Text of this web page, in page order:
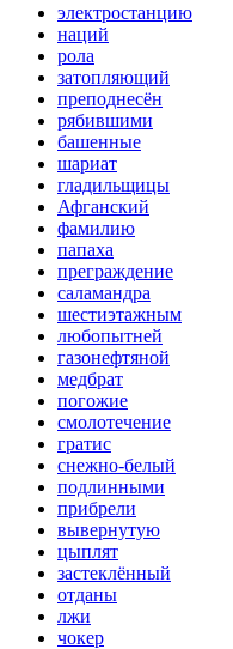
электростанцию
наций
рола
затопляющий
преподнесён
рябившими
башенные
шариат
гладильщицы
Афганский
фамилию
папаха
преграждение
саламандра
шестиэтажным
любопытней
газонефтяной
медбрат
погожие
смолотечение
гратис
снежно-белый
подлинными
прибрели
вывернутую
цыплят
застеклённый
отданы
лжи
чокер